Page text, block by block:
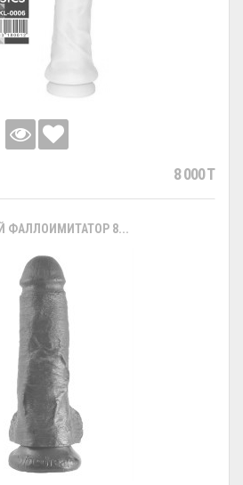
8 000 T
ФАЛЛОИМИТАТОР 8...